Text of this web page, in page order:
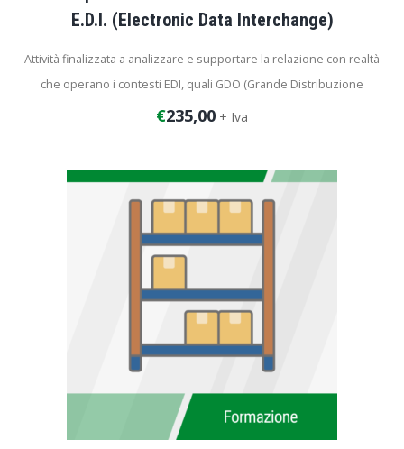
E.D.I. (Electronic Data Interchange)
Attività finalizzata a analizzare e supportare la relazione con realtà
che operano i contesti EDI, quali GDO (Grande Distribuzione
Organizzata), settore Automotive, ecc. Se presente, l’attività prevede
€235,00 + Iva